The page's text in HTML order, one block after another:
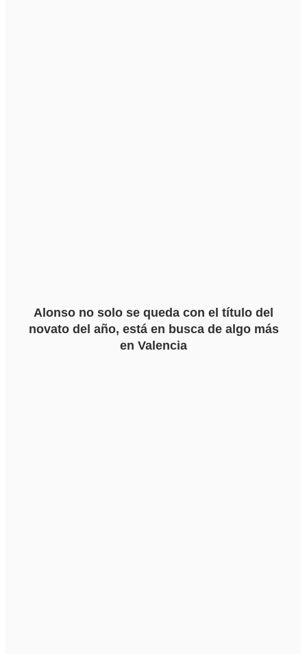
Alonso no solo se queda con el título del
novato del año, está en busca de algo más
en Valencia